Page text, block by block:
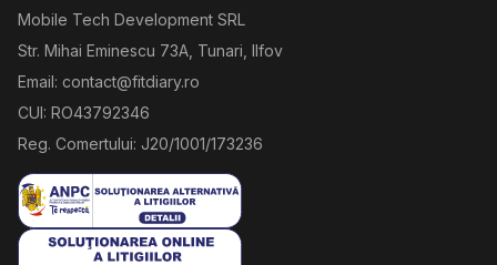
Mobile Tech Development SRL
Str. Mihai Eminescu 73A, Tunari, Ilfov
Email: contact@fitdiary.ro
CUI: RO43792346
Reg. Comertului: J20/1001/173236